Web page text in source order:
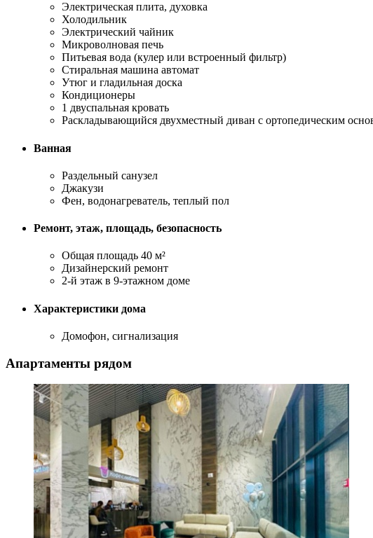
Электрическая плита, духовка
Холодильник
Электрический чайник
Микроволновая печь
Питьевая вода (кулер или встроенный фильтр)
Стиральная машина автомат
Утюг и гладильная доска
Кондиционеры
1 двуспальная кровать
Раскладывающийся двухместный диван с ортопедическим
Ванная
Раздельный санузел
Джакузи
Фен, водонагреватель, теплый пол
Ремонт, этаж, площадь, безопасность
Общая площадь 40 м²
Дизайнерский ремонт
2-й этаж в 9-этажном доме
Характеристики дома
Домофон, сигнализация
Апартаменты рядом